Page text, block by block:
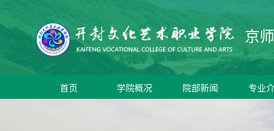
京
首页 学院概况 院部新闻 专业